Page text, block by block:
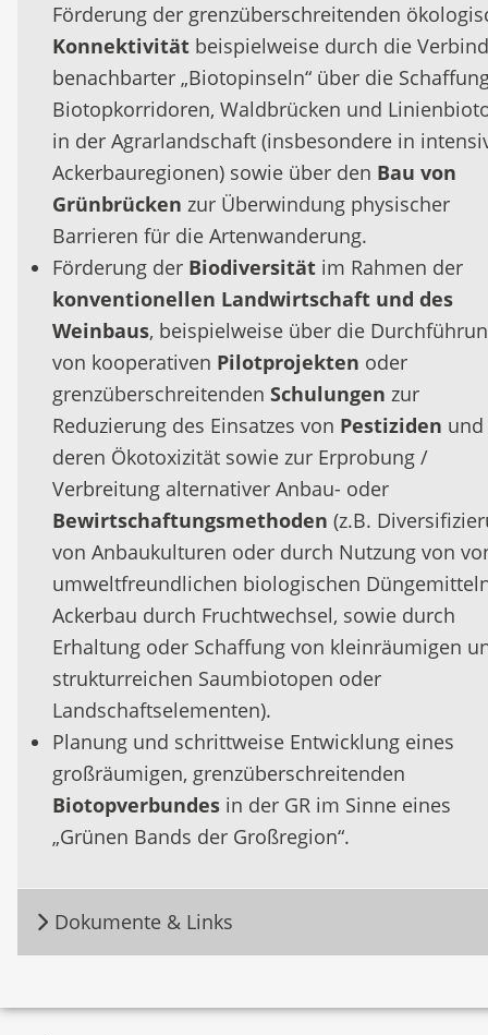
Förderung der grenzüberschreitenden
Konnektivität beispielweise durch die
benachbarter „Biotopinseln“ über die
Biotopkorridoren, Waldbrücken und
in der Agrarlandschaft (insbesondere in
Ackerbauregionen) sowie über den Bau von
Grünbrücken zur Überwindung physischer
Barrieren für die Artenwanderung.
Förderung der Biodiversität im Rahmen der
konventionellen Landwirtschaft und des
Weinbaus, beispielweise über die
von kooperativen Pilotprojekten oder
grenzüberschreitenden Schulungen zur
Reduzierung des Einsatzes von Pestiziden und
deren Ökotoxizität sowie zur Erprobung /
Verbreitung alternativer Anbau- oder
Bewirtschaftungsmethoden (z.B.
von Anbaukulturen oder durch Nutzung von
umweltfreundlichen biologischen
Ackerbau durch Fruchtwechsel, sowie durch
Erhaltung oder Schaffung von kleinräumigen
strukturreichen Saumbiotopen oder
Landschaftselementen).
Planung und schrittweise Entwicklung eines
großräumigen, grenzüberschreitenden
Biotopverbundes in der GR im Sinne eines
„Grünen Bands der Großregion“.
Dokumente & Links